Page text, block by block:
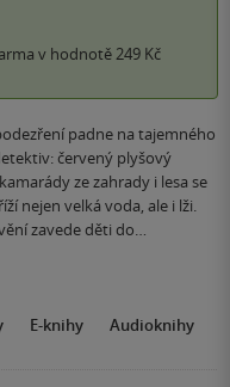
v hodnotě 249 Kč
padne na tajemného
červený plyšový
ze zahrady i lesa se
nejen velká voda, ale i lži.
zavede děti do…
E-knihy Audioknihy